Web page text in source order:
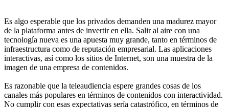
Es algo esperable que los privados demanden una madurez mayor
de la plataforma antes de invertir en ella. Salir al aire con una
tecnología nueva es una apuesta muy grande, tanto en términos de
infraestructura como de reputación empresarial. Las aplicaciones
interactivas, así como los sitios de Internet, son una muestra de la
imagen de una empresa de contenidos.
Es razonable que la teleaudiencia espere grandes cosas de los
canales más populares en términos de contenidos con interactividad.
No cumplir con esas expectativas sería catastrófico, en términos de